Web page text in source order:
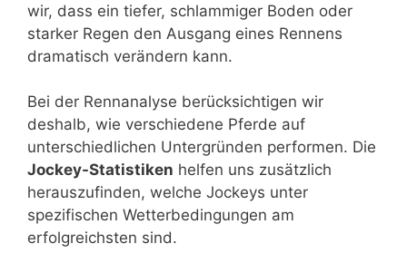
wir, dass ein tiefer, schlammiger Boden oder
starker Regen den Ausgang eines Rennens
dramatisch verändern kann.
Bei der Rennanalyse berücksichtigen wir
deshalb, wie verschiedene Pferde auf
unterschiedlichen Untergründen performen. Die
Jockey-Statistiken helfen uns zusätzlich
herauszufinden, welche Jockeys unter
spezifischen Wetterbedingungen am
erfolgreichsten sind.